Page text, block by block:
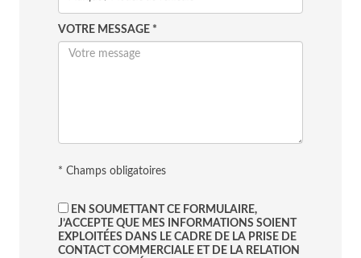
VOTRE MESSAGE *
* Champs obligatoires
EN SOUMETTANT CE FORMULAIRE,
J’ACCEPTE QUE MES INFORMATIONS SOIENT
EXPLOITÉES DANS LE CADRE DE LA PRISE DE
CONTACT COMMERCIALE ET DE LA RELATION